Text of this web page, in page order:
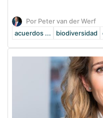
Por Peter van der Werf
acuerdos ...
biodiversidad